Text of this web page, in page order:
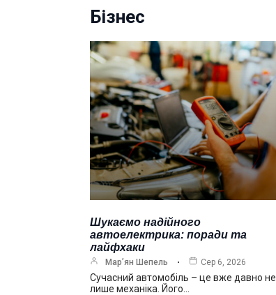
Бізнес
Шукаємо надійного
автоелектрика: поради та
лайфхаки
Мар’ян Шепель Сер 6, 2026
Сучасний автомобіль – це вже давно не
лише механіка. Його…